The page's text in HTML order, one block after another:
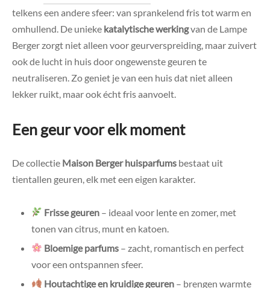
telkens een andere sfeer: van sprankelend fris tot warm en
omhullend. De unieke katalytische werkingvan de Lampe
Berger zorgt niet alleen voor geurverspreiding, maar zuivert
ook de lucht in huis door ongewenste geuren te
neutraliseren. Zo geniet je van een huis dat niet alleen
lekker ruikt, maar ook écht fris aanvoelt.
Een geur voor elk moment
De collectie Maison Berger huisparfums bestaat uit
tientallen geuren, elk met een eigen karakter.
Frisse geuren – ideaal voor lente en zomer, met
tonen van citrus, munt en katoen.
Bloemige parfums – zacht, romantisch en perfect
voor een ontspannen sfeer.
Houtachtige en kruidige geuren – brengen warmte